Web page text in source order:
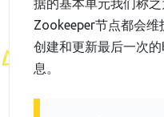
据的基本单元我们称
Zookeeper节点都会维
创建和更新最后一次
息。